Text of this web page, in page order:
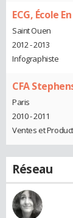
ECG, École
Saint Ouen
2012 - 2013
Infographiste
CFA
Paris
2010 - 2011
Ventes et
Réseau